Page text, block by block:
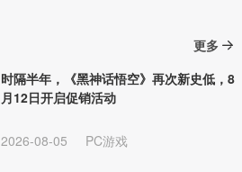
更多
时隔半年，《黑神话悟空》再次新史低，8
月12日开启促销活动
2026-08-05 PC游戏